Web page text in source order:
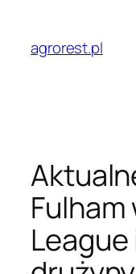
treściagrorest.pl
Fulham
League